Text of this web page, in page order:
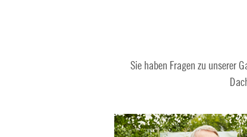
Sie haben Fragen zu unserer